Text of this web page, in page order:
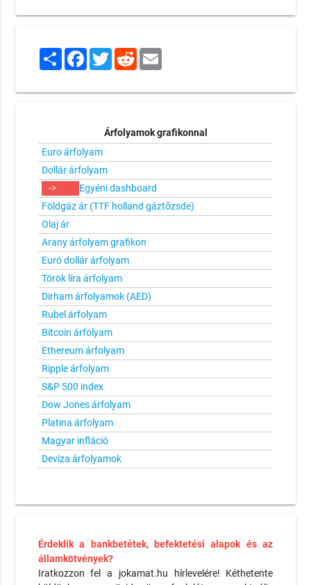
ShareFacebook
TwitterRedditEmail
Árfolyamok grafikonnal
Euro árfolyam
Dollár árfolyam
->
Egyéni dashboard
Földgáz ár (TTF holland gáztőzsde)
Olaj ár
Arany árfolyam grafikon
Euró dollár árfolyam
Török líra árfolyam
Dirham árfolyamok (AED)
Rubel árfolyam
Bitcoin árfolyam
Ethereum árfolyam
Ripple árfolyam
S&P 500 index
Dow Jones árfolyam
Platina árfolyam
Magyar infláció
Deviza árfolyamok
Érdeklik a bankbetétek, befektetési alapok és az
államkötvények?
Iratkozzon fel a jokamat.hu hírlevelére! Kéthetente